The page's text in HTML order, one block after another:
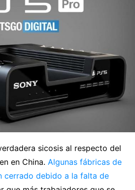
sicosis al respecto del
en China. Algunas fábricas de
cerrado debido a la falta de